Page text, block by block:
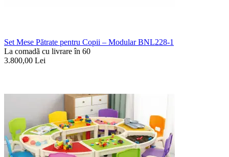
Set Mese Pătrate pentru Copii – Modular BNL228-1
La comadã cu livrare în 60
3.800,00 Lei